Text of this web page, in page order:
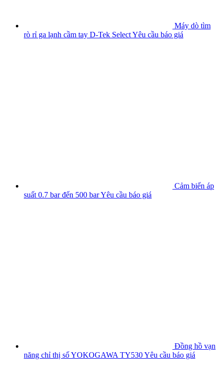
Máy dò tìm
rò rỉ ga lạnh cầm tay D-Tek SelectYêu cầu báo giá
Cảm biến áp
suất 0.7 bar đến 500 barYêu cầu báo giá
Đồng hồ vạn
năng chỉ thị số YOKOGAWA TY530Yêu cầu báo giá